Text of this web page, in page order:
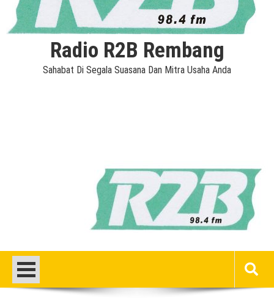
Radio R2B Rembang
Sahabat Di Segala Suasana Dan Mitra Usaha Anda